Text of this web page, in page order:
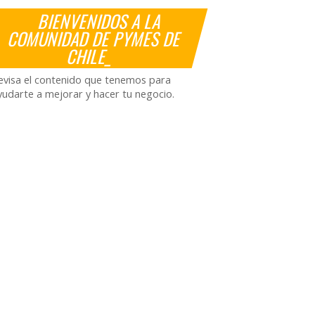
BIENVENIDOS A LA
COMUNIDAD DE PYMES DE
CHILE_
el contenido que tenemos para
a mejorar y hacer tu negocio.